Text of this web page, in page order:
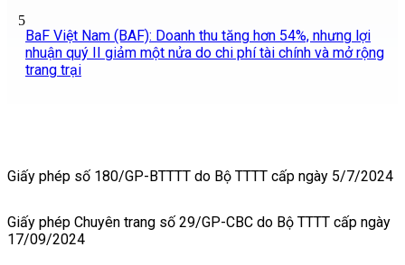
5
BaF Việt Nam (BAF): Doanh thu tăng hơn 54%, nhưng lợi
nhuận quý II giảm một nửa do chi phí tài chính và mở rộng
trang trại
Giấy phép số 180/GP-BTTTT do Bộ TTTT cấp ngày 5/7/2024
Giấy phép Chuyên trang số 29/GP-CBC do Bộ TTTT cấp ngày
17/09/2024